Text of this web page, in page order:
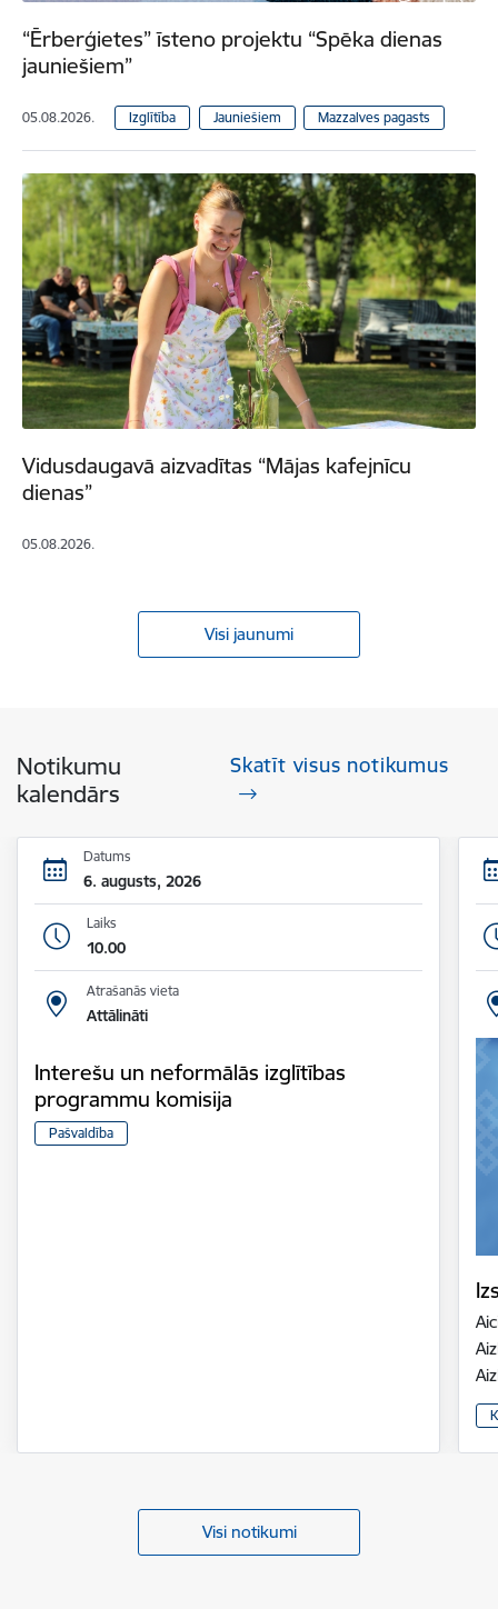
“Ērberģietes” īsteno projektu “Spēka dienas
jauniešiem”
05.08.2026. Izglītība Jauniešiem Mazzalves pagasts
Vidusdaugavā aizvadītas “Mājas kafejnīcu
dienas”
05.08.2026.
Visi jaunumi
Notikumu
kalendārs
Skatīt visus notikumus
Datums
6. augusts, 2026
Laiks
10.00
Atrašanās vieta
Attālināti
Interešu un neformālās izglītības
programmu komisija
Pašvaldība
Visi notikumi